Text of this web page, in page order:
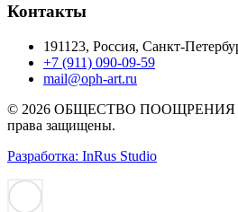
Контакты
191123, Россия, Санкт-
+7 (911) 090-09-59
mail@oph-art.ru
© 2026 ОБЩЕСТВО ПООЩРЕНИЯ
права защищены.
Разработка: InRus Studio